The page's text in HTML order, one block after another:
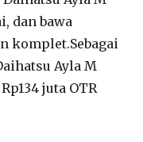
dan bawa
komplet.Sebagai
Ayla M
juta OTR